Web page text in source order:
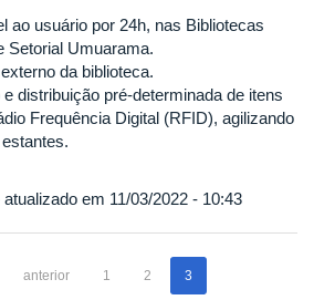
ao usuário por 24h, nas Bibliotecas
Setorial Umuarama.
da biblioteca.
distribuição pré-determinada de itens
Frequência Digital (RFID), agilizando
em 11/03/2022 - 10:43
anterior 1 2 3